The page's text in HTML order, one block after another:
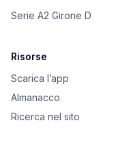
Serie A2 Girone D
Risorse
Scarica l’app
Almanacco
Ricerca nel sito